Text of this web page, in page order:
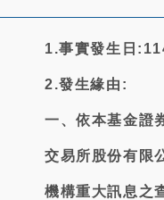
1.事實發生日
2.發生緣由:
一、依本基金證
交易所股份有限
機構重大訊息之